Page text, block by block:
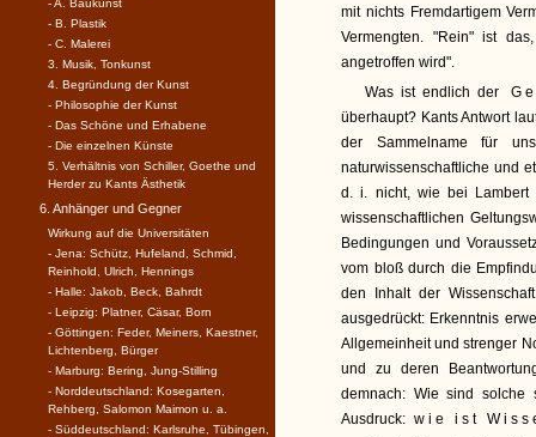
mit nichts Fremdartigem
Vermengten. "Rein" ist
angetroffen wird".
Was ist endlich der
überhaupt? Kants Antwort
der Sammelname für
naturwissenschaftliche und
d. i. nicht, wie bei Lambert
wissenschaftlichen
Bedingungen und
vom bloß durch die
den Inhalt der
ausgedrückt: Erkenntnis
Allgemeinheit und strenger
und zu deren
demnach: Wie sind solche
Ausdruck: wie ist
- A. Baukunst
- B. Plastik
- C. Malerei
3. Musik, Tonkunst
4. Begründung der Kunst
- Philosophie der Kunst
- Das Schöne und Erhabene
- Die einzelnen Künste
5. Verhältnis von Schiller, Goethe und
Herder zu Kants Ästhetik
6. Anhänger und Gegner
Wirkung auf die Universitäten
- Jena: Schütz, Hufeland, Schmid,
Reinhold, Ulrich, Hennings
- Halle: Jakob, Beck, Bahrdt
- Leipzig: Platner, Cäsar, Born
- Göttingen: Feder, Meiners, Kaestner,
Lichtenberg, Bürger
- Marburg: Bering, Jung-Stilling
- Norddeutschland: Kosegarten,
Rehberg, Salomon Maimon u. a.
- Süddeutschland: Karlsruhe, Tübingen,